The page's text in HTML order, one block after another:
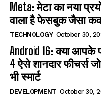
Meta: मेटा का नया
वाला है फेसबुक जैसा
TECHNOLOGY October 30,
Android 16: क्या आपके
4 ऐसे शानदार फीचर्स
भी स्मार्ट
DEVELOPMENT October 30,